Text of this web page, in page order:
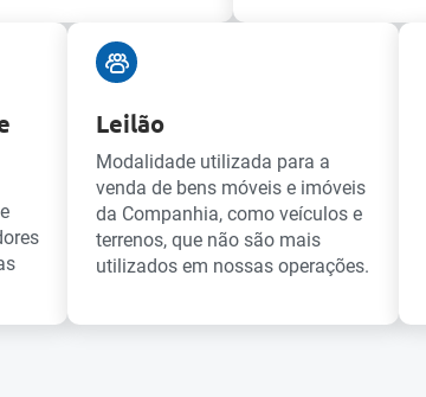
Leilão
Modalidade utilizada para a
venda de bens móveis e imóveis
da Companhia, como veículos e
terrenos, que não são mais
utilizados em nossas operações.